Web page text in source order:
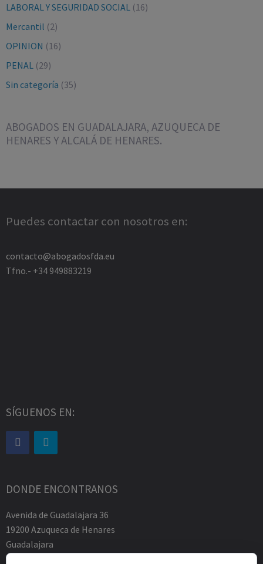
LABORAL Y SEGURIDAD SOCIAL (16)
Mercantil (2)
OPINION (16)
PENAL (29)
Sin categoría (35)
ABOGADOS EN GUADALAJARA, AZUQUECA DE
HENARES Y ALCALÁ DE HENARES.
Puedes contactar con nosotros en:
contacto@abogadosfda.eu
Tfno.- +34 949883219
SÍGUENOS EN:
DONDE ENCONTRANOS
Avenida de Guadalajara 36
19200 Azuqueca de Henares
Guadalajara
Tfno.-+34 949883219